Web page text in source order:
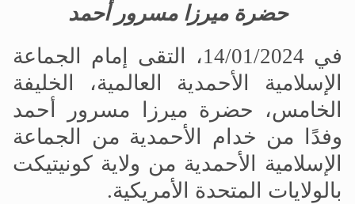
حضرة ميرزا مسرور أحمد
في 14/01/2024، التقى إمام الجماعة
الإسلامية الأحمدية العالمية، الخليفة
الخامس، حضرة ميرزا مسرور أحمد
وفدًا من خدام الأحمدية من الجماعة
الإسلامية الأحمدية من ولاية كونيتيكت
بالولايات المتحدة الأمريكية.